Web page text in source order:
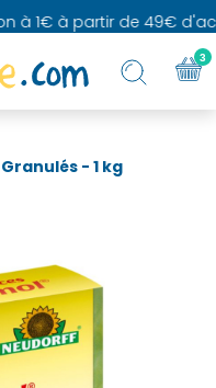
à 1€ à partir de 49€
- 1 kg
3